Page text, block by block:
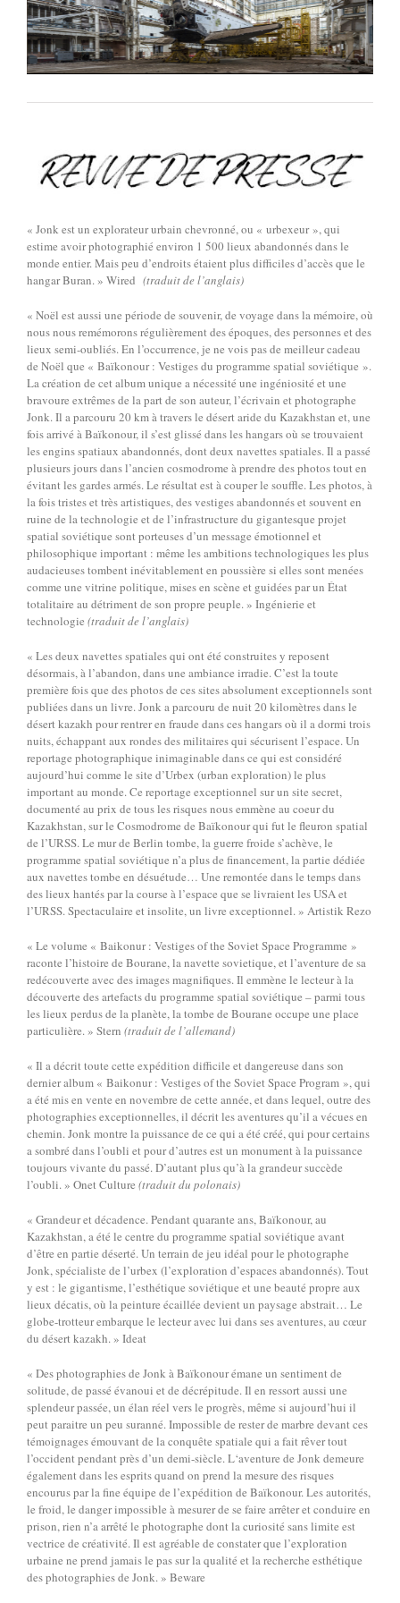
« Jonk est un explorateur urbain chevronné, ou « urbexeur », qui
estime avoir photographié environ 1 500 lieux abandonnés dans le
monde entier. Mais peu d’endroits étaient plus difficiles d’accès que le
hangar Buran. » Wired (traduit de l’anglais)
« Noël est aussi une période de souvenir, de voyage dans la mémoire, où
nous nous remémorons régulièrement des époques, des personnes et des
lieux semi-oubliés. En l’occurrence, je ne vois pas de meilleur cadeau
de Noël que « Baïkonour : Vestiges du programme spatial soviétique ».
La création de cet album unique a nécessité une ingéniosité et une
bravoure extrêmes de la part de son auteur, l’écrivain et photographe
Jonk. Il a parcouru 20 km à travers le désert aride du Kazakhstan et, une
fois arrivé à Baïkonour, il s’est glissé dans les hangars où se trouvaient
les engins spatiaux abandonnés, dont deux navettes spatiales. Il a passé
plusieurs jours dans l’ancien cosmodrome à prendre des photos tout en
évitant les gardes armés. Le résultat est à couper le souffle. Les photos, à
la fois tristes et très artistiques, des vestiges abandonnés et souvent en
ruine de la technologie et de l’infrastructure du gigantesque projet
spatial soviétique sont porteuses d’un message émotionnel et
philosophique important : même les ambitions technologiques les plus
audacieuses tombent inévitablement en poussière si elles sont menées
comme une vitrine politique, mises en scène et guidées par un État
totalitaire au détriment de son propre peuple. » Ingénierie et
technologie (traduit de l’anglais)
« Les deux navettes spatiales qui ont été construites y reposent
désormais, à l’abandon, dans une ambiance irradie. C’est la toute
première fois que des photos de ces sites absolument exceptionnels sont
publiées dans un livre. Jonk a parcouru de nuit 20 kilomètres dans le
désert kazakh pour rentrer en fraude dans ces hangars où il a dormi trois
nuits, échappant aux rondes des militaires qui sécurisent l’espace. Un
reportage photographique inimaginable dans ce qui est considéré
aujourd’hui comme le site d’Urbex (urban exploration) le plus
important au monde. Ce reportage exceptionnel sur un site secret,
documenté au prix de tous les risques nous emmène au coeur du
Kazakhstan, sur le Cosmodrome de Baïkonour qui fut le fleuron spatial
de l’URSS. Le mur de Berlin tombe, la guerre froide s’achève, le
programme spatial soviétique n’a plus de financement, la partie dédiée
aux navettes tombe en désuétude… Une remontée dans le temps dans
des lieux hantés par la course à l’espace que se livraient les USA et
l’URSS. Spectaculaire et insolite, un livre exceptionnel. » Artistik Rezo
« Le volume « Baikonur : Vestiges of the Soviet Space Programme »
raconte l’histoire de Bourane, la navette sovietique, et l’aventure de sa
redécouverte avec des images magnifiques. Il emmène le lecteur à la
découverte des artefacts du programme spatial soviétique – parmi tous
les lieux perdus de la planète, la tombe de Bourane occupe une place
particulière. » Stern (traduit de l’allemand)
« Il a décrit toute cette expédition difficile et dangereuse dans son
dernier album « Baikonur : Vestiges of the Soviet Space Program », qui
a été mis en vente en novembre de cette année, et dans lequel, outre des
photographies exceptionnelles, il décrit les aventures qu’il a vécues en
chemin. Jonk montre la puissance de ce qui a été créé, qui pour certains
a sombré dans l’oubli et pour d’autres est un monument à la puissance
toujours vivante du passé. D’autant plus qu’à la grandeur succède
l’oubli. » Onet Culture (traduit du polonais)
« Grandeur et décadence. Pendant quarante ans, Baïkonour, au
Kazakhstan, a été le centre du programme spatial soviétique avant
d’être en partie déserté. Un terrain de jeu idéal pour le photographe
Jonk, spécialiste de l’urbex (l’exploration d’espaces abandonnés). Tout
y est : le gigantisme, l’esthétique soviétique et une beauté propre aux
lieux décatis, où la peinture écaillée devient un paysage abstrait… Le
globe-trotteur embarque le lecteur avec lui dans ses aventures, au cœur
du désert kazakh. » Ideat
« Des photographies de Jonk à Baïkonour émane un sentiment de
solitude, de passé évanoui et de décrépitude. Il en ressort aussi une
splendeur passée, un élan réel vers le progrès, même si aujourd’hui il
peut paraitre un peu suranné. Impossible de rester de marbre devant ces
témoignages émouvant de la conquête spatiale qui a fait rêver tout
l’occident pendant près d’un demi-siècle. L‘aventure de Jonk demeure
également dans les esprits quand on prend la mesure des risques
encourus par la fine équipe de l’expédition de Baïkonour. Les autorités,
le froid, le danger impossible à mesurer de se faire arrêter et conduire en
prison, rien n’a arrêté le photographe dont la curiosité sans limite est
vectrice de créativité. Il est agréable de constater que l’exploration
urbaine ne prend jamais le pas sur la qualité et la recherche esthétique
des photographies de Jonk. » Beware